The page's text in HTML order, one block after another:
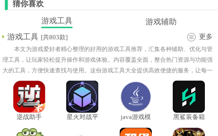
猜你喜欢
游戏工具
游戏辅助
游戏工具 [共803款] 更多
本文为游戏爱好者精心整理的好用的游戏工具推荐，汇集各种辅助、优化与管
理工具，让玩家轻松提升操作和游戏体验。内容覆盖全面，整合热门资源与功能强
大的工具，方便快速查找与使用。这份游戏工具大全提供高效便捷的服务，让每一
位玩家都能享受流畅操作与精彩挑战。依托游戏实用工具大全，无论日常游戏还是
大型手游，都能获得最贴心的辅助支持，玩得尽兴更高效。
逆战助手
星火对战平
java游戏模
黑鲨装备箱